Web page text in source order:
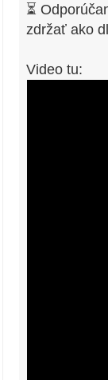
⏳
zdržať ako
Video tu: